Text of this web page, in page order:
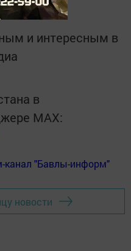
и интересным в
в
MАХ:
канал "Бавлы-информ"
новости